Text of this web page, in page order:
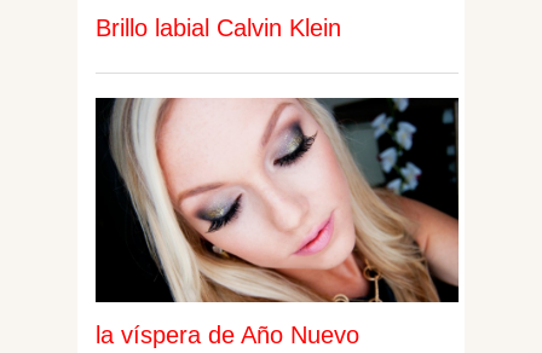
Brillo labial Calvin Klein
la víspera de Año Nuevo